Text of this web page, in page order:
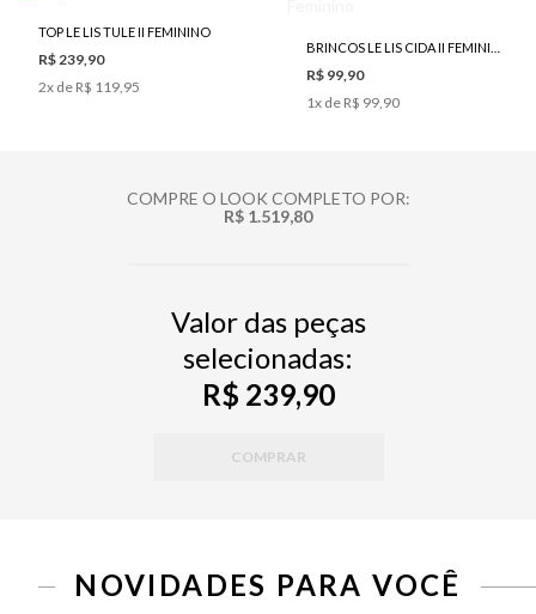
TOP LE LIS TULE II FEMININO
R$ 239,90
2x de R$ 119,95
R$ 99,90
1x de R$ 99,90
COMPRE O LOOK COMPLETO POR:
R$ 1.519,80
Valor das peças
selecionadas:
R$ 239,90
COMPRAR
NOVIDADES PARA VOCÊ